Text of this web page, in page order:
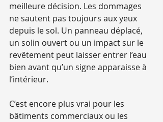
meilleure décision. Les dommages
ne sautent pas toujours aux yeux
depuis le sol. Un panneau déplacé,
un solin ouvert ou un impact sur le
revêtement peut laisser entrer l’eau
bien avant qu’un signe apparaisse à
l’intérieur.
C’est encore plus vrai pour les
bâtiments commerciaux ou les